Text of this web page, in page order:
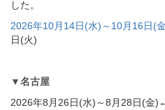
した。
2026年10月14日(水)～10月16日(
日(火)
▼名古屋
2026年8月26日(水)～8月28日(金